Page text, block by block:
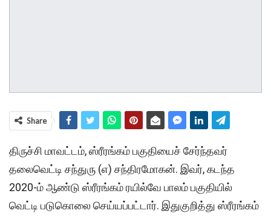
Share
திருச்சி மாவட்டம், ஸ்ரீரங்கம் பகுதியைச் சேர்ந்தவர்
தலைவெட்டி சந்துரு (எ) சந்திரமோகன். இவர், கடந்த
2020-ம் ஆண்டு ஸ்ரீரங்கம் ரயில்வே பாலம் பகுதியில்
வெட்டி படுகொலை செய்யப்பட்டார். இதுகுறித்து ஸ்ரீரங்கம்